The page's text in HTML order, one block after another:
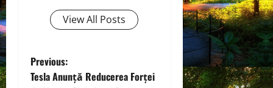
View All Posts
P
Previous:
Tesla Anunță Reducerea Forței